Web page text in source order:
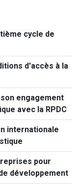
cycle de
d'accès à la
engagement
avec la RPDC
internationale
pour
développement